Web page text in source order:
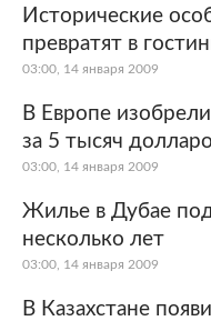
Исторические
превратят в
03:00, 14 января 2009
В Европе
за 5 тысяч
03:00, 14 января 2009
Жилье в Дубае
несколько лет
03:00, 14 января 2009
В Казахстане